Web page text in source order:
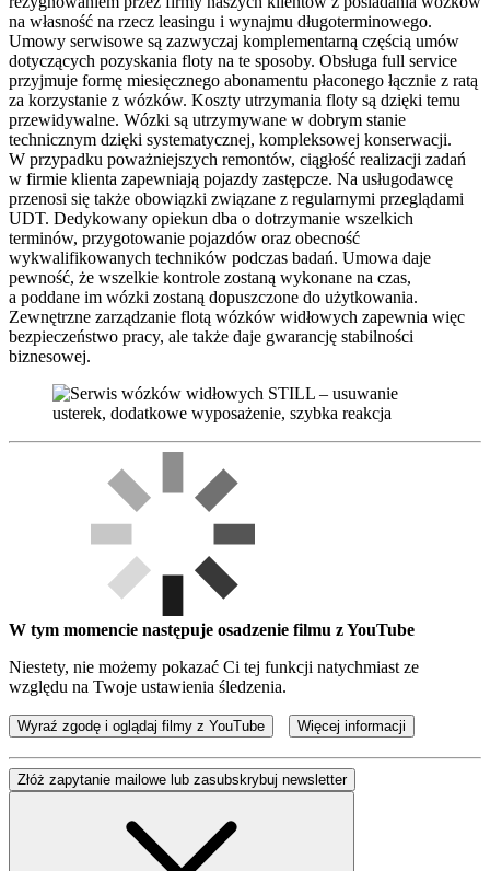
na własność na rzecz leasingu i wynajmu długoterminowego.
Umowy serwisowe są zazwyczaj komplementarną częścią umów
dotyczących pozyskania floty na te sposoby. Obsługa full service
przyjmuje formę miesięcznego abonamentu płaconego łącznie z ratą
za korzystanie z wózków. Koszty utrzymania floty są dzięki temu
przewidywalne. Wózki są utrzymywane w dobrym stanie
technicznym dzięki systematycznej, kompleksowej konserwacji.
W przypadku poważniejszych remontów, ciągłość realizacji zadań
w firmie klienta zapewniają pojazdy zastępcze. Na usługodawcę
przenosi się także obowiązki związane z regularnymi przeglądami
UDT. Dedykowany opiekun dba o dotrzymanie wszelkich
terminów, przygotowanie pojazdów oraz obecność
wykwalifikowanych techników podczas badań. Umowa daje
pewność, że wszelkie kontrole zostaną wykonane na czas,
a poddane im wózki zostaną dopuszczone do użytkowania.
Zewnętrzne zarządzanie flotą wózków widłowych zapewnia więc
bezpieczeństwo pracy, ale także daje gwarancję stabilności
biznesowej.
W tym momencie następuje osadzenie filmu z YouTube
Niestety, nie możemy pokazać Ci tej funkcji natychmiast ze
względu na Twoje ustawienia śledzenia.
Wyraź zgodę i oglądaj filmy z YouTube Więcej informacji
Złóż zapytanie mailowe lub zasubskrybuj newsletter